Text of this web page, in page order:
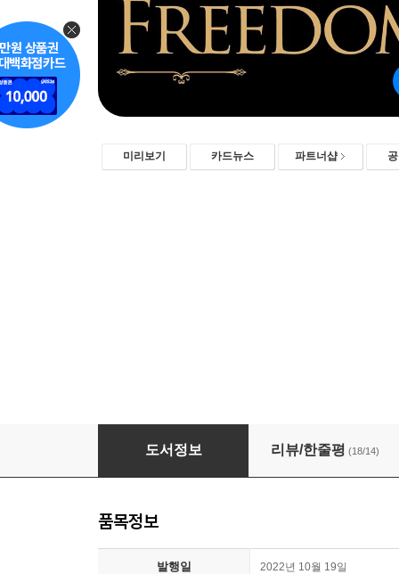
미리보기 카드뉴스 파트너샵
자유로운 투자자
도서정보 리뷰/한줄평 (18/14)
품목정보
발행일 2022년 10월 19일